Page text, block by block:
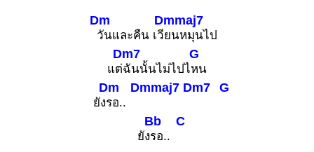
Dm
วันและคืน เวี
Dmmaj7
ยนหมุนไป
แต่
Dm7
ฉันนั้นไม่ไปไ
G
หน
ยัง
Dm
รอ..
Dmmaj7 Dm7 G
ยัง
Bb
รอ..
C